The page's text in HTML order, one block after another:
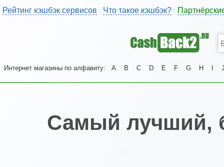
Рейтинг кэшбэк сервисов | Что такое кэшбэк?
Интернет магазины по алфавиту: A B C D E F G H
Самый лучший,